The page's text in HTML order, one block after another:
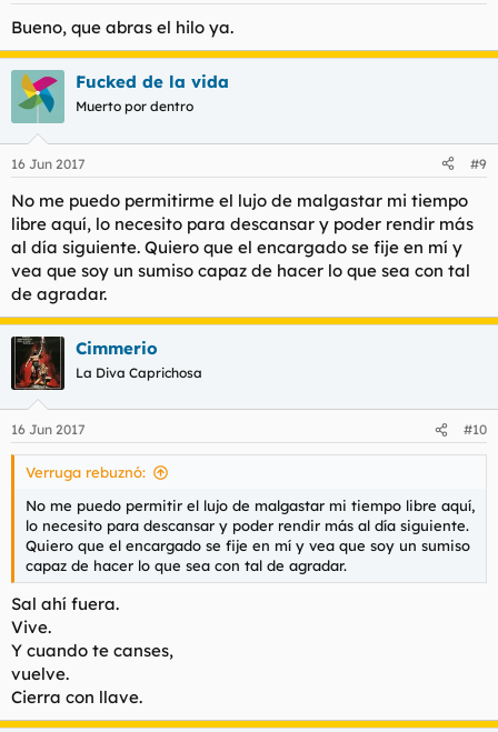
Bueno, que abras el hilo ya.
Fucked de la vida
Muerto por dentro
16 Jun 2017 #9
No me puedo permitirme el lujo de malgastar mi tiempo
libre aquí, lo necesito para descansar y poder rendir más
al día siguiente. Quiero que el encargado se fije en mí y
vea que soy un sumiso capaz de hacer lo que sea con tal
de agradar.
Cimmerio
La Diva Caprichosa
16 Jun 2017 #10
Verruga rebuznó:
No me puedo permitir el lujo de malgastar mi tiempo libre aquí,
lo necesito para descansar y poder rendir más al día siguiente.
Quiero que el encargado se fije en mí y vea que soy un sumiso
capaz de hacer lo que sea con tal de agradar.
Sal ahí fuera.
Vive.
Y cuando te canses,
vuelve.
Cierra con llave.